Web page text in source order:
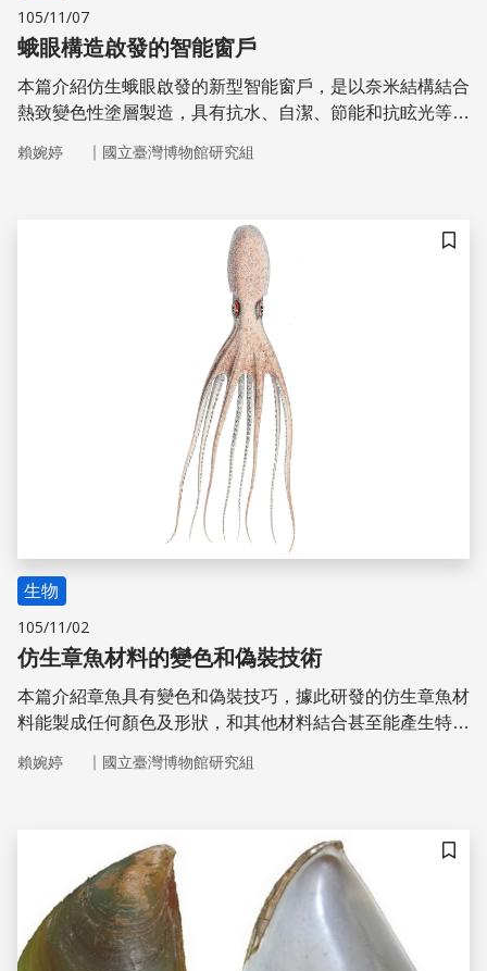
105/11/07
蛾眼構造啟發的智能窗戶
本篇介紹仿生蛾眼啟發的新型智能窗戶，是以奈米結構結合
熱致變色性塗層製造，具有抗水、自潔、節能和抗眩光等功
護保養費用
賴婉婷 ｜ 國立臺灣博物館研究組
儲存
生物
105/11/02
仿生章魚材料的變色和偽裝技術
本篇介紹章魚具有變色和偽裝技巧，據此研發的仿生章魚材
料能製成任何顏色及形狀，和其他材料結合甚至能產生特定
品
賴婉婷 ｜ 國立臺灣博物館研究組
儲存